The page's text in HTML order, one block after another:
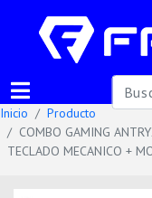
Inicio
Producto
COMBO GAMING
TECLADO MECANICO +